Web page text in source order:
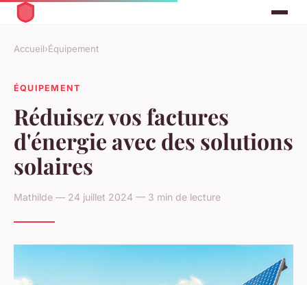
Accueil›Équipement
ÉQUIPEMENT
Réduisez vos factures
d'énergie avec des solutions
solaires
Mathilde — 24 juillet 2024 — 3 min de lecture